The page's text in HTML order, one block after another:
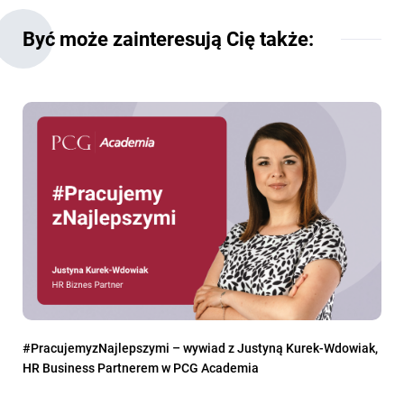
Być może zainteresują Cię także:
#PracujemyzNajlepszymi – wywiad z Justyną Kurek-Wdowiak,
HR Business Partnerem w PCG Academia